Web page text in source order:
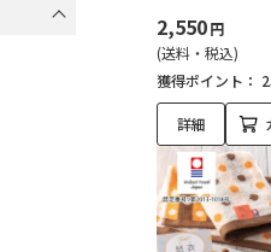
2,550円
(送料・税込)
獲得ポイント：
詳細